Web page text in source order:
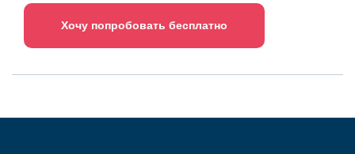
Хочу попробовать бесплатно